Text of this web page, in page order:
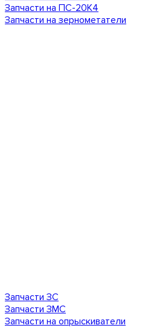
Запчасти на ПС-20К4
Запчасти на зернометатели
Запчасти ЗС
Запчасти ЗМС
Запчасти на опрыскиватели